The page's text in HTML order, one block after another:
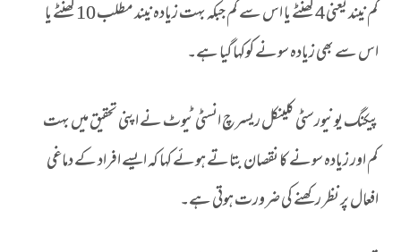
کم نیند یعنی 4 گھنٹے یا اس سے کم جبکہ بہت زیادہ نیند مطلب 10 گھنٹے یا
اس سے بھی زیادہ سونے کوکہا گیا ہے۔
پیکنگ یونیورسٹی کلینکل ریسرچ انسٹی ٹیوٹ نے اپنی تحقیق میں بہت
کم اور زیادہ سونے کا نقصان بتاتے ہوئے کہا کہ ایسے افراد کے دماغی
افعال پر نظر رکھنے کی ضرورت ہوتی ہے۔